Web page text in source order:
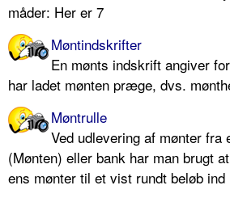
måder: Her er 7
Møntindskrifter
En mønts indskrift angiver
har ladet mønten præge, dvs.
Møntrulle
Ved udlevering af mønter
(Mønten) eller bank har man brugt
ens mønter til et vist rundt beløb ind